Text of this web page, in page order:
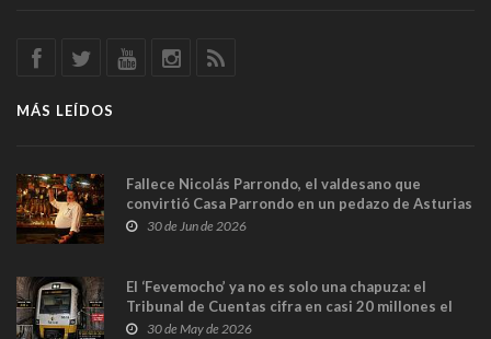
MÁS LEÍDOS
Fallece Nicolás Parrondo, el valdesano que
convirtió Casa Parrondo en un pedazo de Asturias
en Madrid
30 de Jun de 2026
El ‘Fevemocho’ ya no es solo una chapuza: el
Tribunal de Cuentas cifra en casi 20 millones el
sobrecoste de los trenes que no cabían por los
30 de May de 2026